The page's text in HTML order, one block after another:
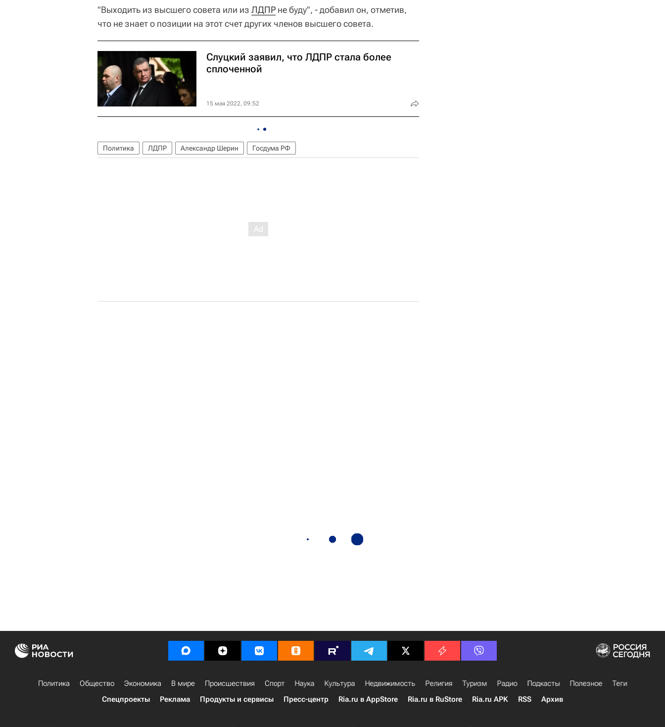
"Выходить из высшего совета или из ЛДПР не буду", - добавил он, отметив,
что не знает о позиции на этот счет других членов высшего совета.
Слуцкий заявил, что ЛДПР стала более
сплоченной
15 мая 2022, 09:52
Политика ЛДПР Александр Шерин Госдума РФ
Политика Общество Экономика В мире Происшествия Спорт Наука Культура Недвижимость Религия Туризм Радио Подкасты Полезное
Теги
Спецпроекты
Реклама Продукты и сервисы Пресс-центр Ria.ru в AppStore Ria.ru в RuStore Ria.ru APK RSS Архив